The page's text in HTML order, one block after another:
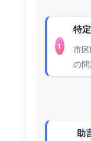
1
特
市
の
助